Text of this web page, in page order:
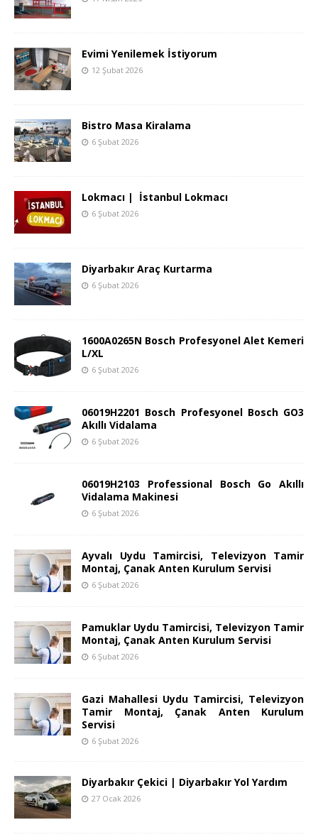
Evimi Yenilemek İstiyorum
12 Şubat 2026
Bistro Masa Kiralama
6 Şubat 2026
Lokmacı | İstanbul Lokmacı
6 Şubat 2026
Diyarbakır Araç Kurtarma
6 Şubat 2026
1600A0265N Bosch Profesyonel Alet Kemeri
L/XL
6 Şubat 2026
06019H2201 Bosch Profesyonel Bosch GO3
Akıllı Vidalama
6 Şubat 2026
06019H2103 Professional Bosch Go Akıllı
Vidalama Makinesi
6 Şubat 2026
Ayvalı Uydu Tamircisi, Televizyon Tamir
Montaj, Çanak Anten Kurulum Servisi
6 Şubat 2026
Pamuklar Uydu Tamircisi, Televizyon Tamir
Montaj, Çanak Anten Kurulum Servisi
6 Şubat 2026
Gazi Mahallesi Uydu Tamircisi, Televizyon
Tamir Montaj, Çanak Anten Kurulum
Servisi
6 Şubat 2026
Diyarbakır Çekici | Diyarbakır Yol Yardım
27 Ocak 2026